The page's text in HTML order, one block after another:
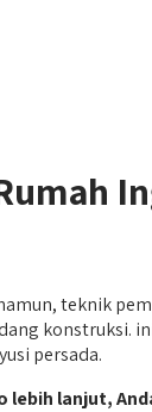
teknik
persada.
lanjut,